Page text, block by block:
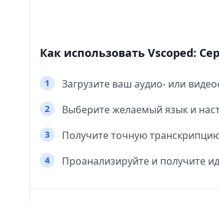
Как использовать Vscoped:
1 Загрузите ваш аудио- или
2 Выберите желаемый язык и
3 Получите точную
4 Проанализируйте и получите